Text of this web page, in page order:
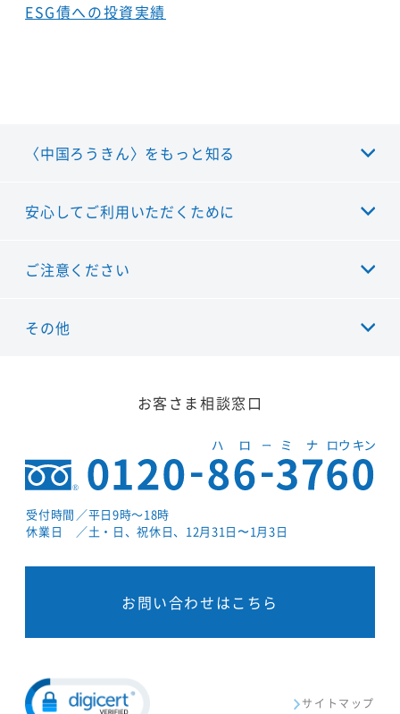
ESG債への投資実績
〈中国ろうきん〉をもっと知る
安心してご利用いただくために
ご注意ください
その他
お客さま相談窓口
受付時間 ／平日9時～18時
休業日
／土・日、祝休日、12月31日〜1月3日
お問い合わせはこちら
サイトマップ